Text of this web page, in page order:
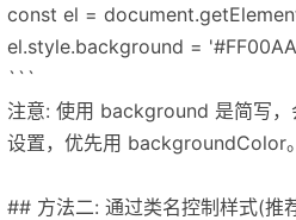
const el =
el.style.background =
```
注意: 使用 background 是简写，
设置，优先用 backgroundColor。
## 方法二: 通过类名控制样式(推